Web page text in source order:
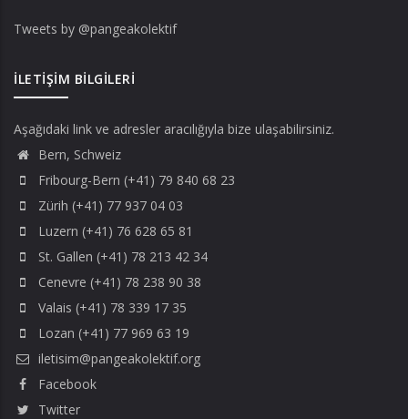
Tweets by @pangeakolektif
İLETIŞIM BILGILERI
Aşağıdaki link ve adresler aracılığıyla bize ulaşabilirsiniz.
Bern, Schweiz
Fribourg-Bern (+41) 79 840 68 23
Zürih (+41) 77 937 04 03
Luzern (+41) 76 628 65 81
St. Gallen (+41) 78 213 42 34
Cenevre (+41) 78 238 90 38
Valais (+41) 78 339 17 35
Lozan (+41) 77 969 63 19
iletisim@pangeakolektif.org
Facebook
Twitter